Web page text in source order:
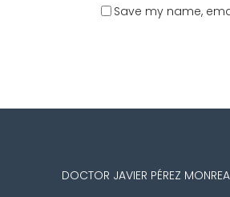
Save my name,
DOCTOR JAVIER PÉREZ